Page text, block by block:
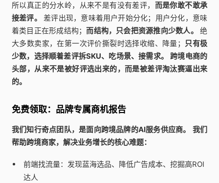
所以真正的分水岭，从来不是有没有差评， 而是你敢不敢承
接差评。
差评出现，意味着用户开始分化；用户分化，意味
着类目正在形成结构；而结构，只会把资源推向少数人。
绝
大多数卖家，在第一次评价撕裂时选择收缩、降量；
只有极
少数，选择顺着差评拆SKU、吃场景、接需求。
跨境电商的
头部，从来不是被好评选出来的，而是被差评淘汰赛逼出来
的。
免费领取：品牌专属商机报告
我们知行奇点团队，是面向跨境品牌的AI服务供应商。
我们
帮助跨境商家，解决业务增长的核心难题：
前端找流量：发现蓝海选品、降低广告成本、挖掘高ROI
达人